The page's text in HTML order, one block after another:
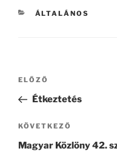
KATEGÓRIÁK
ÁLTALÁNOS
Bejegyzés
navigáció
Korábbi
bejegyzés
ELŐZŐ
Étkeztetés
Következő
bejegyzés
KÖVETKEZŐ
Magyar Közlöny 42.